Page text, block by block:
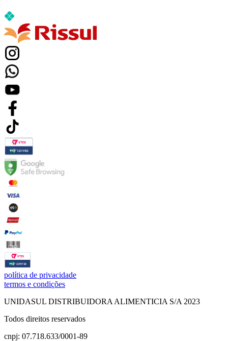
política de privacidade
termos e condições
UNIDASUL DISTRIBUIDORA ALIMENTICIA S/A 2023
Todos direitos reservados
cnpj: 07.718.633/0001-89